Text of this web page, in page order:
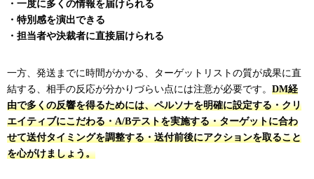
・一度に多くの情報を届けられる
・特別感を演出できる
・担当者や決裁者に直接届けられる
一方、発送までに時間がかかる、ターゲットリストの質が成果に直
結する、相手の反応が分かりづらい点には注意が必要です。 DM経
由で多くの反響を得るためには、ペルソナを明確に設定する・クリ
エイティブにこだわる・A/Bテストを実施する・ターゲットに合わ
せて送付タイミングを調整する・送付前後にアクションを取ること
を心がけましょう。